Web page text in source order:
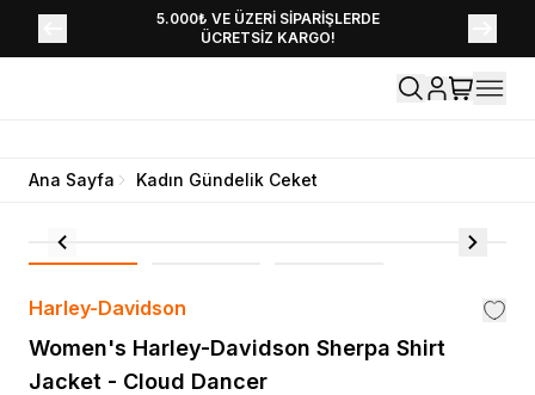
5.000₺ VE ÜZERİ SİPARİŞLERDE
ÜCRETSİZ KARGO!
YENİ SEZON KOLEKSİYONU EKLENDİ,
HEMEN KEŞFET!
Ana Sayfa Kadın Gündelik Ceket
Harley-Davidson
Women's Harley-Davidson Sherpa Shirt
Jacket - Cloud Dancer